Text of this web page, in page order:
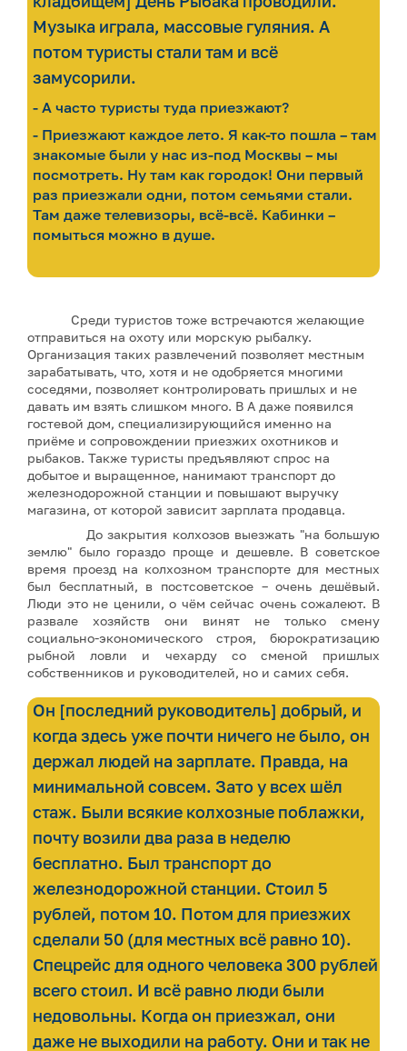
Музыка играла, массовые гуляния. А
потом туристы стали там и всё
замусорили.
- А часто туристы туда приезжают?
- Приезжают каждое лето. Я как-то пошла – там
знакомые были у нас из-под Москвы – мы
посмотреть. Ну там как городок! Они первый
раз приезжали одни, потом семьями стали.
Там даже телевизоры, всё-всё. Кабинки –
помыться можно в душе.
Среди туристов тоже встречаются желающие
отправиться на охоту или морскую рыбалку.
Организация таких развлечений позволяет местным
зарабатывать, что, хотя и не одобряется многими
соседями, позволяет контролировать пришлых и не
давать им взять слишком много. В А даже появился
гостевой дом, специализирующийся именно на
приёме и сопровождении приезжих охотников и
рыбаков. Также туристы предъявляют спрос на
добытое и выращенное, нанимают транспорт до
железнодорожной станции и повышают выручку
магазина, от которой зависит зарплата продавца.
До закрытия колхозов выезжать "на большую
землю" было гораздо проще и дешевле. В советское
время проезд на колхозном транспорте для местных
был бесплатный, в постсоветское – очень дешёвый.
Люди это не ценили, о чём сейчас очень сожалеют. В
развале хозяйств они винят не только смену
социально-экономического строя, бюрократизацию
рыбной ловли и чехарду со сменой пришлых
собственников и руководителей, но и самих себя.
Он [последний руководитель] добрый, и
когда здесь уже почти ничего не было, он
держал людей на зарплате. Правда, на
минимальной совсем. Зато у всех шёл
стаж. Были всякие колхозные поблажки,
почту возили два раза в неделю
бесплатно. Был транспорт до
железнодорожной станции. Стоил 5
рублей, потом 10. Потом для приезжих
сделали 50 (для местных всё равно 10).
Спецрейс для одного человека 300 рублей
всего стоил. И всё равно люди были
недовольны. Когда он приезжал, они
даже не выходили на работу. Они и так не